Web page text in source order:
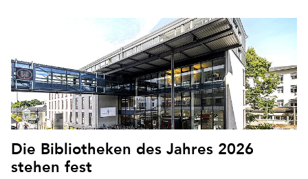
Die Bibliotheken des Jahres 2026
stehen fest